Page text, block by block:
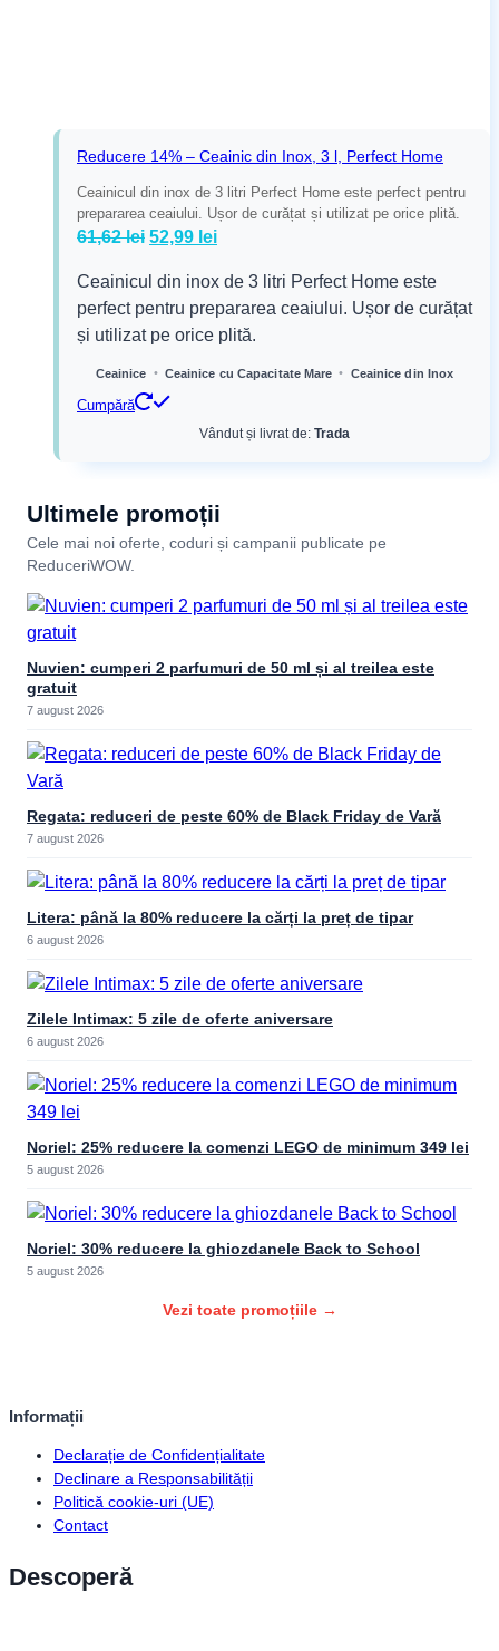
Reducere 14% – Ceainic din Inox, 3 l, Perfect Home
Ceainicul din inox de 3 litri Perfect Home este perfect pentru
prepararea ceaiului. Ușor de curățat și utilizat pe orice plită.
61,62lei Prețul
a
fost:
61,62 lei.
52,99 leiPrețul
este:
52,99 lei.
Ceainicul din inox de 3 litri Perfect Home este
perfect pentru prepararea ceaiului. Ușor de curățat
și utilizat pe orice plită.
Ceainice • Ceainice cu Capacitate Mare • Ceainice din Inox
Cumpără
Vândut și livrat de: Trada
Ultimele promoții
Cele mai noi oferte, coduri și campanii publicate pe
ReduceriWOW.
Nuvien: cumperi 2 parfumuri de 50 ml și al treilea este
gratuit
7 august 2026
Regata: reduceri de peste 60% de Black Friday de Vară
7 august 2026
Litera: până la 80% reducere la cărți la preț de tipar
6 august 2026
Zilele Intimax: 5 zile de oferte aniversare
6 august 2026
Noriel: 25% reducere la comenzi LEGO de minimum 349 lei
5 august 2026
Noriel: 30% reducere la ghiozdanele Back to School
5 august 2026
Vezi toate promoțiile →
Informații
Declarație de Confidențialitate
Declinare a Responsabilității
Politică cookie-uri (UE)
Contact
Descoperă